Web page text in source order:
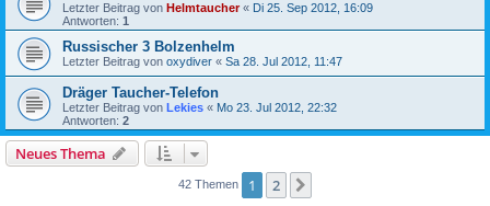
Letzter Beitrag von Helmtaucher« Di 25. Sep 2012, 16:09
Antworten: 1
Russischer 3 Bolzenhelm
Letzter Beitrag von oxydiver « Sa 28. Jul 2012, 11:47
Dräger Taucher-Telefon
Letzter Beitrag von Lekies « Mo 23. Jul 2012, 22:32
Antworten: 2
Neues Thema
42 Themen 1 2